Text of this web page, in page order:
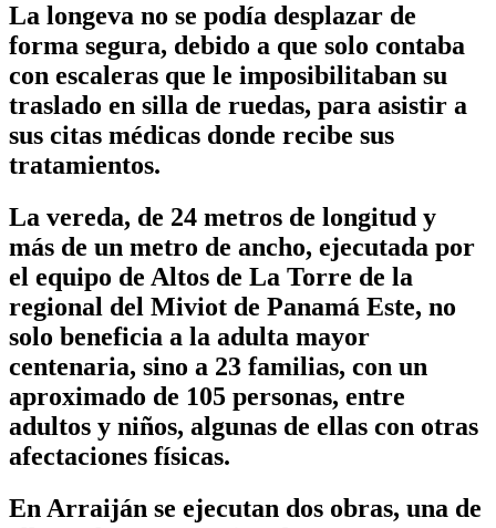
La longeva no se podía desplazar de
forma segura, debido a que solo contaba
con escaleras que le imposibilitaban su
traslado en silla de ruedas, para asistir a
sus citas médicas donde recibe sus
tratamientos.
La vereda, de 24 metros de longitud y
más de un metro de ancho, ejecutada por
el equipo de Altos de La Torre de la
regional del Miviot de Panamá Este, no
solo beneficia a la adulta mayor
centenaria, sino a 23 familias, con un
aproximado de 105 personas, entre
adultos y niños, algunas de ellas con otras
afectaciones físicas.
En Arraiján se ejecutan dos obras, una de